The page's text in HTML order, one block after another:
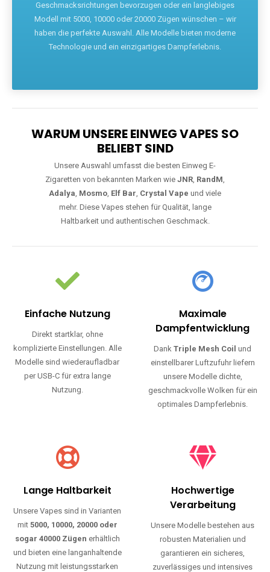
Geschmacksrichtungen bevorzugen oder ein langlebiges
Modell mit 5000, 10000 oder 20000 Zügen wünschen – wir
haben die perfekte Auswahl. Alle Modelle bieten moderne
Technologie und ein einzigartiges Dampferlebnis.
WARUM UNSERE EINWEG VAPES SO
BELIEBT SIND
Unsere Auswahl umfasst die besten Einweg E-
Zigaretten von bekannten Marken wie JNR, RandM,
Adalya, Mosmo, Elf Bar, Crystal Vape und viele
mehr. Diese Vapes stehen für Qualität, lange
Haltbarkeit und authentischen Geschmack.
Einfache Nutzung
Direkt startklar, ohne
komplizierte Einstellungen. Alle
Modelle sind wiederaufladbar
per USB-C für extra lange
Nutzung.
Maximale
Dampfentwicklung
DankTriple Mesh Coil und
einstellbarer Luftzufuhr liefern
unsere Modelle dichte,
geschmackvolle Wolken für ein
optimales Dampferlebnis.
Lange Haltbarkeit
Unsere Vapes sind in Varianten
mit 5000, 10000, 20000 oder
sogar 40000 Zügen erhältlich
und bieten eine langanhaltende
Nutzung mit leistungsstarken
Hochwertige
Verarbeitung
Unsere Modelle bestehen aus
robusten Materialien und
garantieren ein sicheres,
zuverlässiges und intensives